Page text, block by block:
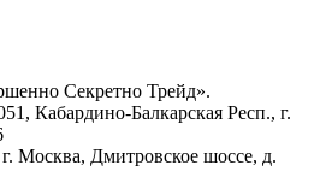
Секретно Трейд».
Кабардино-Балкарская Респ., г.
Москва, Дмитровское шоссе, д.